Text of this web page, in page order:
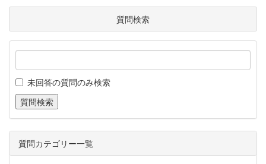
質問検索
未回答の質問のみ検索
質問カテゴリー一覧